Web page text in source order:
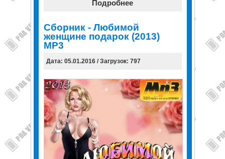
Подробнее
Сборник - Любимой
женщине подарок (2013)
MP3
Дата: 05.01.2016 / Загрузок: 797